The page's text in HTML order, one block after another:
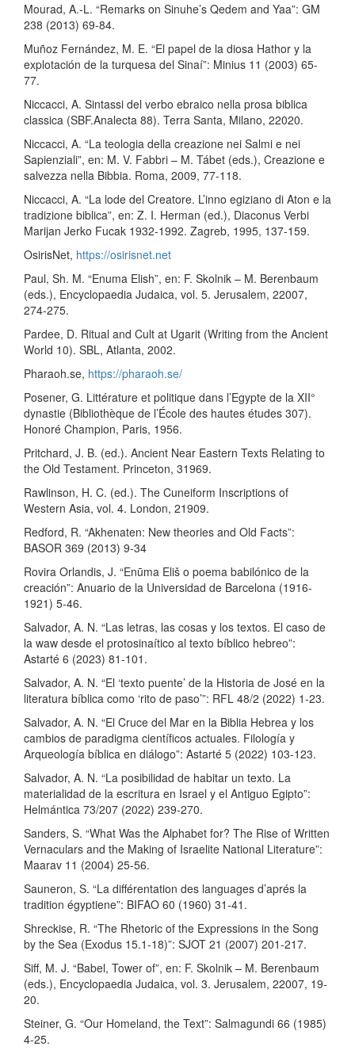
Mourad, A.-L. “Remarks on Sinuhe’s Qedem and Yaa”: GM
238 (2013) 69-84.
Muñoz Fernández, M. E. “El papel de la diosa Hathor y la
explotación de la turquesa del Sinaí”: Minius 11 (2003) 65-
77.
Niccacci, A. Sintassi del verbo ebraico nella prosa biblica
classica (SBF.Analecta 88). Terra Santa, Milano, 22020.
Niccacci, A. “La teologia della creazione nei Salmi e nei
Sapienziali”, en: M. V. Fabbri – M. Tábet (eds.), Creazione e
salvezza nella Bibbia. Roma, 2009, 77-118.
Niccacci, A. “La lode del Creatore. L’inno egiziano di Aton e la
tradizione biblica”, en: Z. I. Herman (ed.), Diaconus Verbi
Marijan Jerko Fucak 1932-1992. Zagreb, 1995, 137-159.
OsirisNet, https://osirisnet.net
Paul, Sh. M. “Enuma Elish”, en: F. Skolnik – M. Berenbaum
(eds.), Encyclopaedia Judaica, vol. 5. Jerusalem, 22007,
274-275.
Pardee, D. Ritual and Cult at Ugarit (Writing from the Ancient
World 10). SBL, Atlanta, 2002.
Pharaoh.se, https://pharaoh.se/
Posener, G. Littérature et politique dans l’Egypte de la XII°
dynastie (Bibliothèque de l’École des hautes études 307).
Honoré Champion, Paris, 1956.
Pritchard, J. B. (ed.). Ancient Near Eastern Texts Relating to
the Old Testament. Princeton, 31969.
Rawlinson, H. C. (ed.). The Cuneiform Inscriptions of
Western Asia, vol. 4. London, 21909.
Redford, R. “Akhenaten: New theories and Old Facts”:
BASOR 369 (2013) 9-34
Rovira Orlandis, J. “Enūma Eliš o poema babilónico de la
creación”: Anuario de la Universidad de Barcelona (1916-
1921) 5-46.
Salvador, A. N. “Las letras, las cosas y los textos. El caso de
la waw desde el protosinaítico al texto bíblico hebreo”:
Astarté 6 (2023) 81-101.
Salvador, A. N. “El ‘texto puente’ de la Historia de José en la
literatura bíblica como ‘rito de paso’”: RFL 48/2 (2022) 1-23.
Salvador, A. N. “El Cruce del Mar en la Biblia Hebrea y los
cambios de paradigma científicos actuales. Filología y
Arqueología bíblica en diálogo”: Astarté 5 (2022) 103-123.
Salvador, A. N. “La posibilidad de habitar un texto. La
materialidad de la escritura en Israel y el Antiguo Egipto”:
Helmántica 73/207 (2022) 239-270.
Sanders, S. “What Was the Alphabet for? The Rise of Written
Vernaculars and the Making of Israelite National Literature”:
Maarav 11 (2004) 25-56.
Sauneron, S. “La différentation des languages d’aprés la
tradition égyptiene”: BIFAO 60 (1960) 31-41.
Shreckise, R. “The Rhetoric of the Expressions in the Song
by the Sea (Exodus 15.1-18)”: SJOT 21 (2007) 201-217.
Siff, M. J. “Babel, Tower of”, en: F. Skolnik – M. Berenbaum
(eds.), Encyclopaedia Judaica, vol. 3. Jerusalem, 22007, 19-
20.
Steiner, G. “Our Homeland, the Text”: Salmagundi 66 (1985)
4-25.